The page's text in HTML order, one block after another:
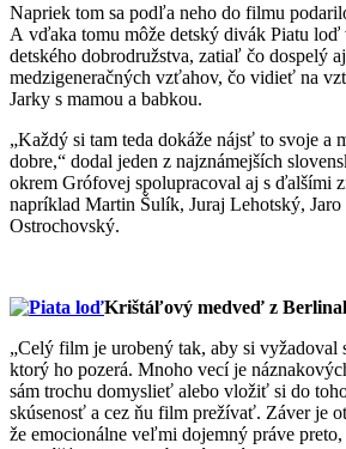
Napriek tom sa podľa neho do filmu
A vďaka tomu môže detský divák Piatu
detského dobrodružstva, zatiaľ čo dospelý
medzigeneračných vzťahov, čo vidieť na
Jarky s mamou a babkou.
„Každý si tam teda dokáže nájsť to svoje a
dobre,“ dodal jeden z najznámejších
okrem Grófovej spolupracoval aj s ďalšími
napríklad Martin Šulík, Juraj Lehotský,
Ostrochovský.
Krištáľový medveď z
„Celý film je urobený tak, aby si vyžadoval
ktorý ho pozerá. Mnoho vecí je
sám trochu domyslieť alebo vložiť si do
skúsenosť a cez ňu film prežívať. Záver je
že emocionálne veľmi dojemný práve